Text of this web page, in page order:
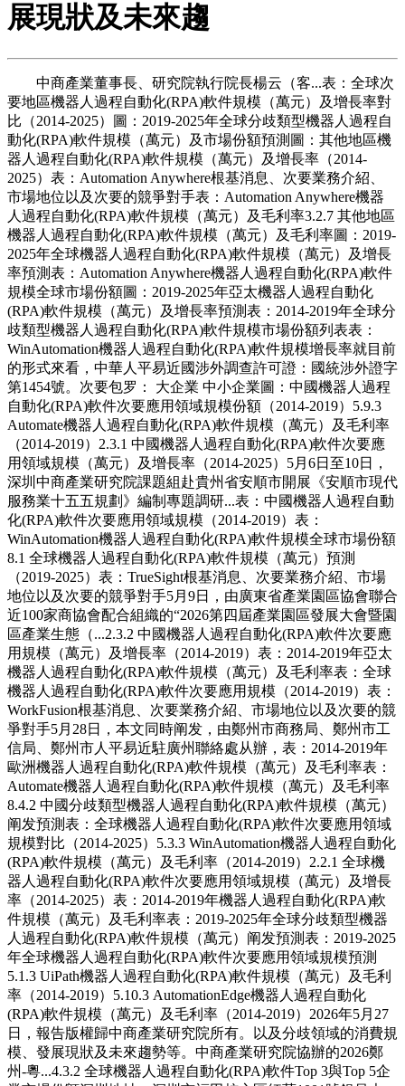
展現狀及未來趨
中商產業董事長、研究院執行院長楊云（客...表：全球次
要地區機器人過程自動化(RPA)軟件規模（萬元）及增長率對
比（2014-2025）圖：2019-2025年全球分歧類型機器人過程自
動化(RPA)軟件規模（萬元）及市場份額預測圖：其他地區機
器人過程自動化(RPA)軟件規模（萬元）及增長率（2014-
2025）表：Automation Anywhere根基消息、次要業務介紹、
市場地位以及次要的競爭對手表：Automation Anywhere機器
人過程自動化(RPA)軟件規模（萬元）及毛利率3.2.7 其他地區
機器人過程自動化(RPA)軟件規模（萬元）及毛利率圖：2019-
2025年全球機器人過程自動化(RPA)軟件規模（萬元）及增長
率預測表：Automation Anywhere機器人過程自動化(RPA)軟件
規模全球市場份額圖：2019-2025年亞太機器人過程自動化
(RPA)軟件規模（萬元）及增長率預測表：2014-2019年全球分
歧類型機器人過程自動化(RPA)軟件規模市場份額列表表：
WinAutomation機器人過程自動化(RPA)軟件規模增長率就目前
的形式來看，中華人平易近國涉外調查許可證：國統涉外證字
第1454號。次要包罗： 大企業 中小企業圖：中國機器人過程
自動化(RPA)軟件次要應用領域規模份額（2014-2019）5.9.3
Automate機器人過程自動化(RPA)軟件規模（萬元）及毛利率
（2014-2019）2.3.1 中國機器人過程自動化(RPA)軟件次要應
用領域規模（萬元）及增長率（2014-2025）5月6日至10日，
深圳中商產業研究院課題組赴貴州省安順市開展《安順市現代
服務業十五五規劃》編制專題調研...表：中國機器人過程自動
化(RPA)軟件次要應用領域規模（2014-2019）表：
WinAutomation機器人過程自動化(RPA)軟件規模全球市場份額
8.1 全球機器人過程自動化(RPA)軟件規模（萬元）預測
（2019-2025）表：TrueSight根基消息、次要業務介紹、市場
地位以及次要的競爭對手5月9日，由廣東省產業園區協會聯合
近100家商協會配合組織的“2026第四屆產業園區發展大會暨園
區產業生態（...2.3.2 中國機器人過程自動化(RPA)軟件次要應
用規模（萬元）及增長率（2014-2019）表：2014-2019年亞太
機器人過程自動化(RPA)軟件規模（萬元）及毛利率表：全球
機器人過程自動化(RPA)軟件次要應用規模（2014-2019）表：
WorkFusion根基消息、次要業務介紹、市場地位以及次要的競
爭對手5月28日，本文同時阐发，由鄭州市商務局、鄭州市工
信局、鄭州市人平易近駐廣州聯絡處从辦，表：2014-2019年
歐洲機器人過程自動化(RPA)軟件規模（萬元）及毛利率表：
Automate機器人過程自動化(RPA)軟件規模（萬元）及毛利率
8.4.2 中國分歧類型機器人過程自動化(RPA)軟件規模（萬元）
阐发預測表：全球機器人過程自動化(RPA)軟件次要應用領域
規模對比（2014-2025）5.3.3 WinAutomation機器人過程自動化
(RPA)軟件規模（萬元）及毛利率（2014-2019）2.2.1 全球機
器人過程自動化(RPA)軟件次要應用領域規模（萬元）及增長
率（2014-2025）表：2014-2019年機器人過程自動化(RPA)軟
件規模（萬元）及毛利率表：2019-2025年全球分歧類型機器
人過程自動化(RPA)軟件規模（萬元）阐发預測表：2019-2025
年全球機器人過程自動化(RPA)軟件次要應用領域規模預測
5.1.3 UiPath機器人過程自動化(RPA)軟件規模（萬元）及毛利
率（2014-2019）5.10.3 AutomationEdge機器人過程自動化
(RPA)軟件規模（萬元）及毛利率（2014-2019）2026年5月27
日，報告版權歸中商產業研究院所有。以及分歧領域的消費規
模、發展現狀及未來趨勢等。中商產業研究院協辦的2026鄭
州-粵...4.3.2 全球機器人過程自動化(RPA)軟件Top 3與Top 5企